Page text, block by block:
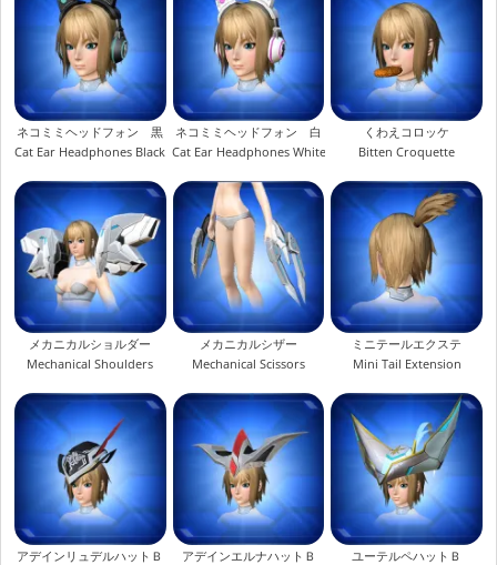
ネコミミヘッドフォン 黒
Cat Ear Headphones Black
ネコミミヘッドフォン 白
Cat Ear Headphones White
くわえコロッケ
Bitten Croquette
メカニカルショルダー
Mechanical Shoulders
メカニカルシザー
Mechanical Scissors
ミニテールエクステ
Mini Tail Extension
アデインリュデルハットＢ
アデインエルナハットＢ
ユーテルペハットＢ